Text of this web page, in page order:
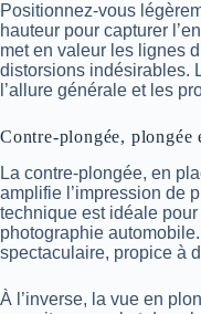
Positionnez-vous
hauteur pour capturer
met en valeur les lignes
distorsions indésirables.
l’allure générale et les
Contre-plongée, plongée
La contre-plongée, en
amplifie l’impression de
technique est idéale
photographie
spectaculaire, propice à
À l’inverse, la vue en